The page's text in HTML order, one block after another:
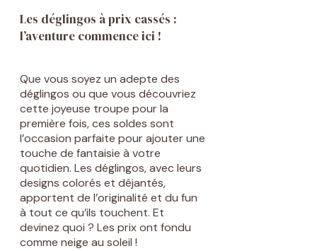
Les déglingos à prix cassés :
l’aventure commence ici !
Que vous soyez un adepte des
déglingos ou que vous découvriez
cette joyeuse troupe pour la
première fois, ces soldes sont
l’occasion parfaite pour ajouter une
touche de fantaisie à votre
quotidien. Les déglingos, avec leurs
designs colorés et déjantés,
apportent de l’originalité et du fun
à tout ce qu’ils touchent. Et
devinez quoi ? Les prix ont fondu
comme neige au soleil !